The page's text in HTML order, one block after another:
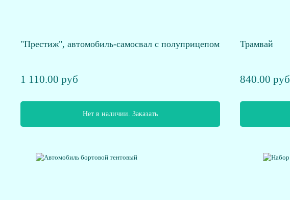
"Престиж", автомобиль-самосвал с полуприцепом
1 110.00 руб
Нет в наличии. Заказать
Трамвай
840.00 руб